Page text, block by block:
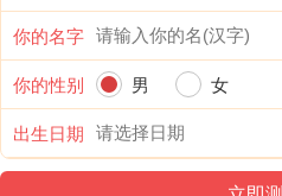
你的名字
你的性别
男
女
出生日期